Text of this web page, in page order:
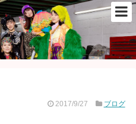
2017/9/27 ブログ